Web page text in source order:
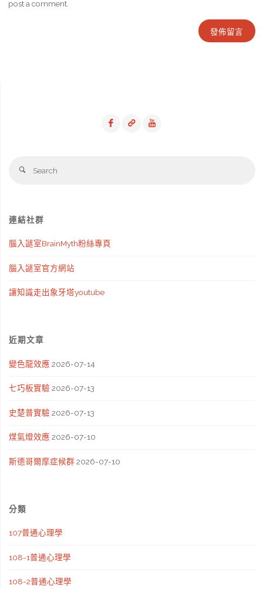
post a comment.
Search
連結社群
腦入謎室BrainMyth粉絲專頁
腦入謎室官方網站
讓知識走出象牙塔youtube
近期文章
變色龍效應 2026-07-14
七巧板實驗 2026-07-13
史楚普實驗 2026-07-13
煤氣燈效應 2026-07-10
斯德哥爾摩症候群 2026-07-10
分類
107普通心理學
108-1普通心理學
108-2普通心理學